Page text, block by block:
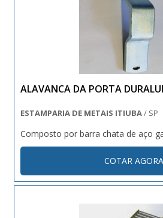
ALAVANCA DA PORTA
ESTAMPARIA DE METAIS ITIUBA/ SP
Composto por barra chata de aço
COTAR AGORA